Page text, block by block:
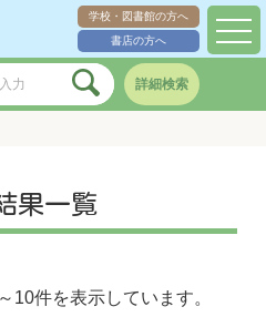
学校・図書館の方へ
書店の方へ
詳細検索
果一覧
10件を表示しています。